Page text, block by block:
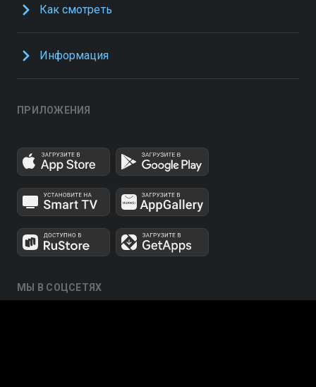
Как смотреть
Информация
ПРИЛОЖЕНИЯ
МЫ В СОЦСЕТЯХ